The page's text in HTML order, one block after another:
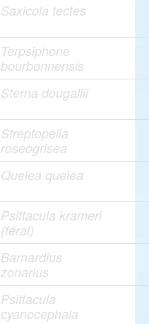
Saxicola tectes
Terpsiphone
bourbonnensis
Sterna dougallii
Streptopelia
roseogrisea
Quelea quelea
Psittacula krameri
(féral)
Barnardius
zonarius
Psittacula
cyanocephala